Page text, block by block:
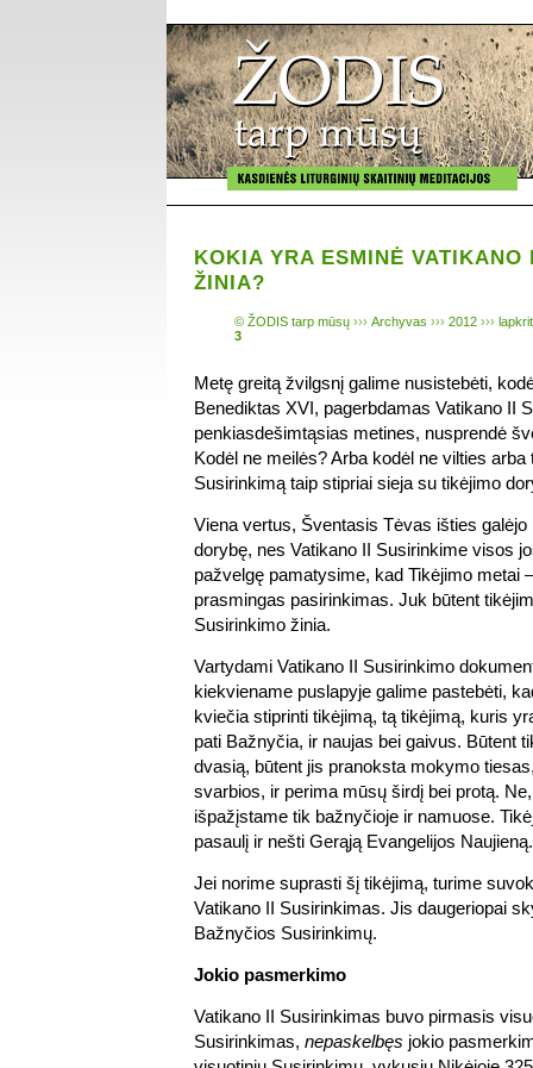
KOKIA YRA ESMINĖ
ŽINIA?
© ŽODIS tarp mūsų ››› Archyvas ››› 2012 ›››
3
Metę greitą žvilgsnį galime nusistebėti,
Benediktas XVI, pagerbdamas Vatikano II
penkiasdešimtąsias metines, nusprendė
Kodėl ne meilės? Arba kodėl ne vilties arba
Susirinkimą taip stipriai sieja su tikėjimo
Viena vertus, Šventasis Tėvas išties galėjo
dorybę, nes Vatikano II Susirinkime visos
pažvelgę pamatysime, kad Tikėjimo metai
prasmingas pasirinkimas. Juk būtent
Susirinkimo žinia.
Vartydami Vatikano II Susirinkimo
kiekviename puslapyje galime pastebėti,
kviečia stiprinti tikėjimą, tą tikėjimą, kuris
pati Bažnyčia, ir naujas bei gaivus. Būtent
dvasią, būtent jis pranoksta mokymo
svarbios, ir perima mūsų širdį bei protą.
išpažįstame tik bažnyčioje ir namuose.
pasaulį ir nešti Gerąją Evangelijos Naujieną.
Jei norime suprasti šį tikėjimą, turime
Vatikano II Susirinkimas. Jis daugeriopai
Bažnyčios Susirinkimų.
Jokio pasmerkimo
Vatikano II Susirinkimas buvo pirmasis
Susirinkimas, nepaskelbęs jokio